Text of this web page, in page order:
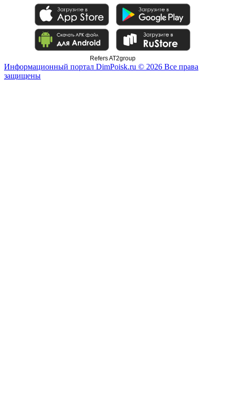
Refers AT2group
Информационный портал DimPoisk.ru © 2026 Все права
защищены